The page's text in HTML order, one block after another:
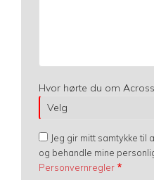
Hvor hørte du om
Jeg gir mitt samtykke til
og behandle mine
Personvernregler